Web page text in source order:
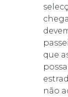
que
não